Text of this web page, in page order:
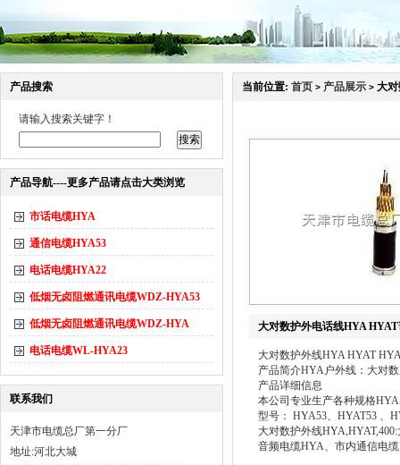
产品搜索
请输入搜索关键字！
产品导航----更多产品请点击大类浏览
市话电缆HYA
通信电缆HYA53
电话电缆HYA22
低烟无卤阻燃通讯电缆WDZ-HYA53
低烟无卤阻燃通讯电缆WDZ-HYA
电话电缆WL-HYA23
联系我们
天津市电缆总厂第一分厂
地址:河北大城
当前位置: 首页 > 产品展示 > 大
大对数护外电话线HYA HYAT
大对数护外线HYA HYAT
产品简介HYA户外线：大对
产品详细信息
本公司专业生产各种规格
型号： HYA53、HYAT53 、
大对数护外线
音频电缆HYA、市内通信电缆